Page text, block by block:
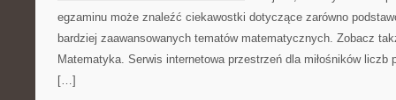
egzaminu może znaleźć ciekawostki dotyczące zarówno
bardziej zaawansowanych tematów matematycznych. Zobacz
Matematyka. Serwis internetowa przestrzeń dla miłośników liczb
[…]